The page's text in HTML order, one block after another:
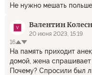
Не нужно мешать
Валентин
20 июня 2023, 15:19
16
На память приходит
домой, жена спрашивает
Почему? Спросили был